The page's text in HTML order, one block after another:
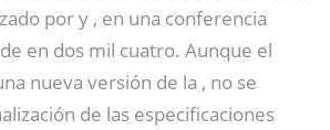
por y , en una conferencia
en dos mil cuatro. ​ Aunque el
nueva versión de la , no se
de las especificaciones